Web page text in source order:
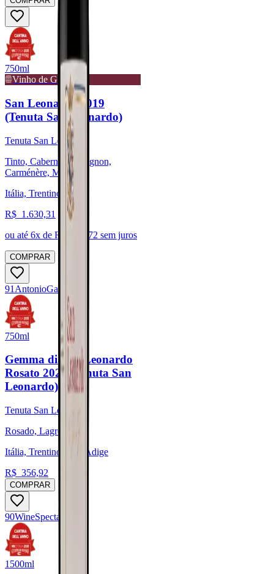
750ml
Vinho de Guarda
San Leonardo 2019
(Tenuta San Leonardo)
Tenuta San Leonardo
Tinto, Cabernet Sauvignon,
Carménère, Merlot
Itália, Trentino
R$ 1.630,31
ou até 6x de R$ 271,72 sem juros
COMPRAR
91 AntonioGalloni
750ml
Gemma di San Leonardo
Rosato 2022 (Tenuta San
Leonardo)
Tenuta San Leonardo
Rosado, Lagrein
Itália, Trentino-Alto-Adige
R$ 356,92
COMPRAR
90WineSpectator
1500ml